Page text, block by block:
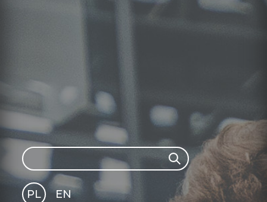
Search Search
PL
EN